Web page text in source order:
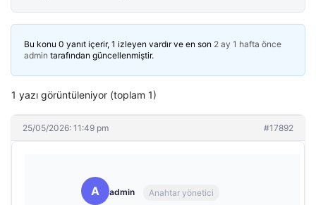
Bu konu 0 yanıt içerir, 1 izleyen vardır ve en son 2 ay 1 hafta önce
admin tarafından güncellenmiştir.
1 yazı görüntüleniyor (toplam 1)
25/05/2026: 11:49 pm #17892
A admin Anahtar yönetici